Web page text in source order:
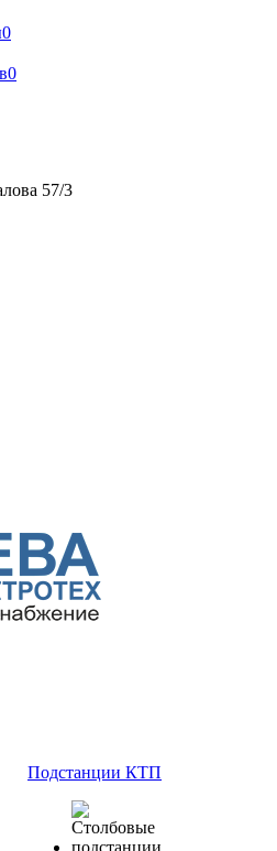
0
0
57/3
Подстанции КТП